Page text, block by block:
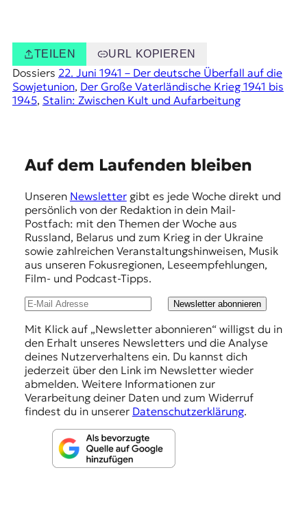
TEILEN URL KOPIEREN
Dossiers 22. Juni 1941 – Der deutsche Überfall auf die
Sowjetunion, Der Große Vaterländische Krieg 1941 bis
1945, Stalin: Zwischen Kult und Aufarbeitung
Auf dem Laufenden bleiben
Unseren Newslettergibt es jede Woche direkt und
persönlich von der Redaktion in dein Mail-
Postfach: mit den Themen der Woche aus
Russland, Belarus und zum Krieg in der Ukraine
sowie zahlreichen Veranstaltungshinweisen, Musik
aus unseren Fokusregionen, Leseempfehlungen,
Film- und Podcast-Tipps.
Newsletter abonnieren
Mit Klick auf „Newsletter abonnieren“ willigst du in
den Erhalt unseres Newsletters und die Analyse
deines Nutzerverhaltens ein. Du kannst dich
jederzeit über den Link im Newsletter wieder
abmelden. Weitere Informationen zur
Verarbeitung deiner Daten und zum Widerruf
findest du in unserer Datenschutzerklärung.